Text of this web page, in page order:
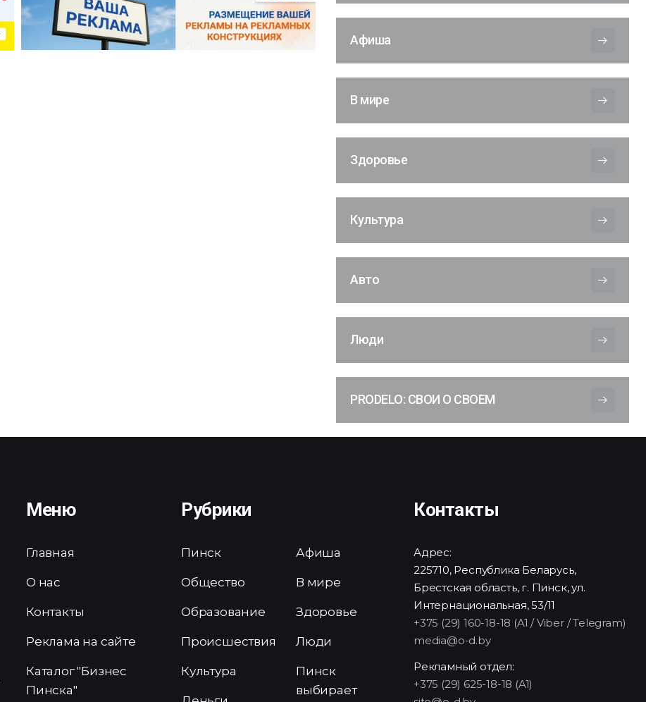
Афиша
В мире
Здоровье
Культура
Авто
Люди
PRODELO: СВОИ О СВОЕМ
Меню
Главная
О нас
Контакты
Реклама на сайте
Каталог "Бизнес
Пинска"
Рубрики
Пинск
Общество
Образование
Происшествия
Культура
Афиша
В мире
Здоровье
Люди
Пинск
выбирает
Контакты
Адрес:
225710, Республика Беларусь,
Брестская область, г. Пинск, ул.
Интернациональная, 53/11
+375 (29) 160-18-18 (A1 / Viber / Telegram)
media@o-d.by
Рекламный отдел:
+375 (29) 625-18-18 (A1)